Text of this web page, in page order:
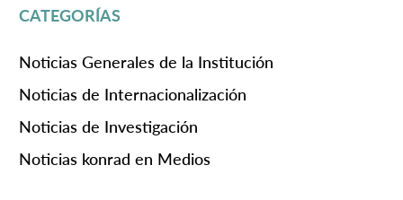
CATEGORÍAS
Noticias Generales de la Institución
Noticias de Internacionalización
Noticias de Investigación
Noticias konrad en Medios